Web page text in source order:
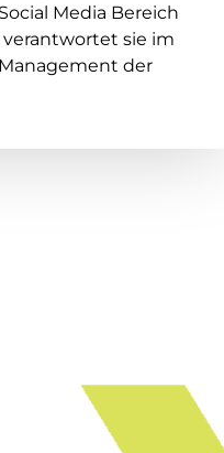
Media Bereich
verantwortet sie im
der